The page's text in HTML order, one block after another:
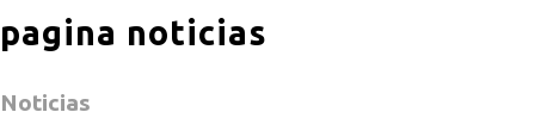
pagina noticias
Noticias